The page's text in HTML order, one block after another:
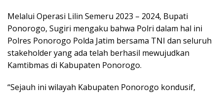
Melalui Operasi Lilin Semeru 2023 – 2024, Bupati
Ponorogo, Sugiri mengaku bahwa Polri dalam hal ini
Polres Ponorogo Polda Jatim bersama TNI dan seluruh
stakeholder yang ada telah berhasil mewujudkan
Kamtibmas di Kabupaten Ponorogo.
“Sejauh ini wilayah Kabupaten Ponorogo kondusif,